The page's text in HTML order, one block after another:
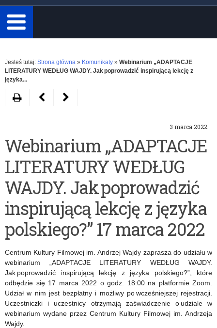
minimum
3
znaki.
Rozwiń
Jesteś tutaj: Strona główna » Komunikaty » Webinarium „ADAPTACJE
LITERATURY WEDŁUG WAJDY. Jak poprowadzić inspirującą lekcję z
języka...
3 marca 2022
Webinarium „ADAPTACJE
LITERATURY WEDŁUG
WAJDY. Jak poprowadzić
inspirującą lekcję z języka
polskiego?” 17 marca 2022
Centrum Kultury Filmowej im. Andrzej Wajdy zaprasza do udziału w
webinarium „ADAPTACJE LITERATURY WEDŁUG WAJDY.
Jak poprowadzić inspirującą lekcję z języka polskiego?”, które
odbędzie się 17 marca 2022 o godz. 18:00 na platformie Zoom.
Udział w nim jest bezpłatny i możliwy po wcześniejszej rejestracji.
Uczestniczki i uczestnicy otrzymają zaświadczenie o udziale w
webinarium wydane przez Centrum Kultury Filmowej im. Andrzeja
Wajdy.
DrukujNastępny
Ogólnopolski
Konkurs
Plastyczny
,,Przez
nas
ilustrowane
co
w
wierszach
Krzysztofa
Poprzedni
„Wychowanie
w
szkole
–
klasie
szkolnej
perspektywa
personalistyczna”